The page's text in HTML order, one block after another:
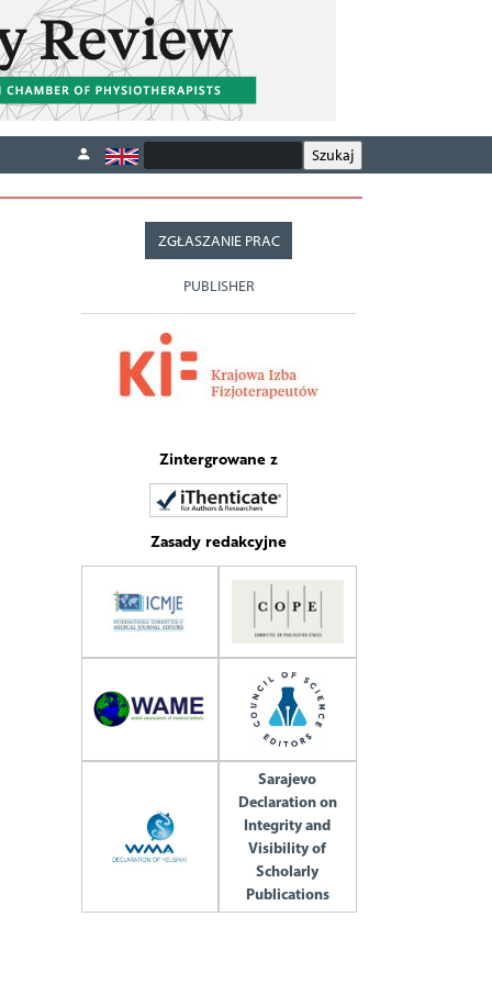
ZGŁASZANIE PRAC
PUBLISHER
Zintergrowane z
Zasady redakcyjne
Sarajevo
Declaration on
Integrity and
Visibility of
Scholarly
Publications